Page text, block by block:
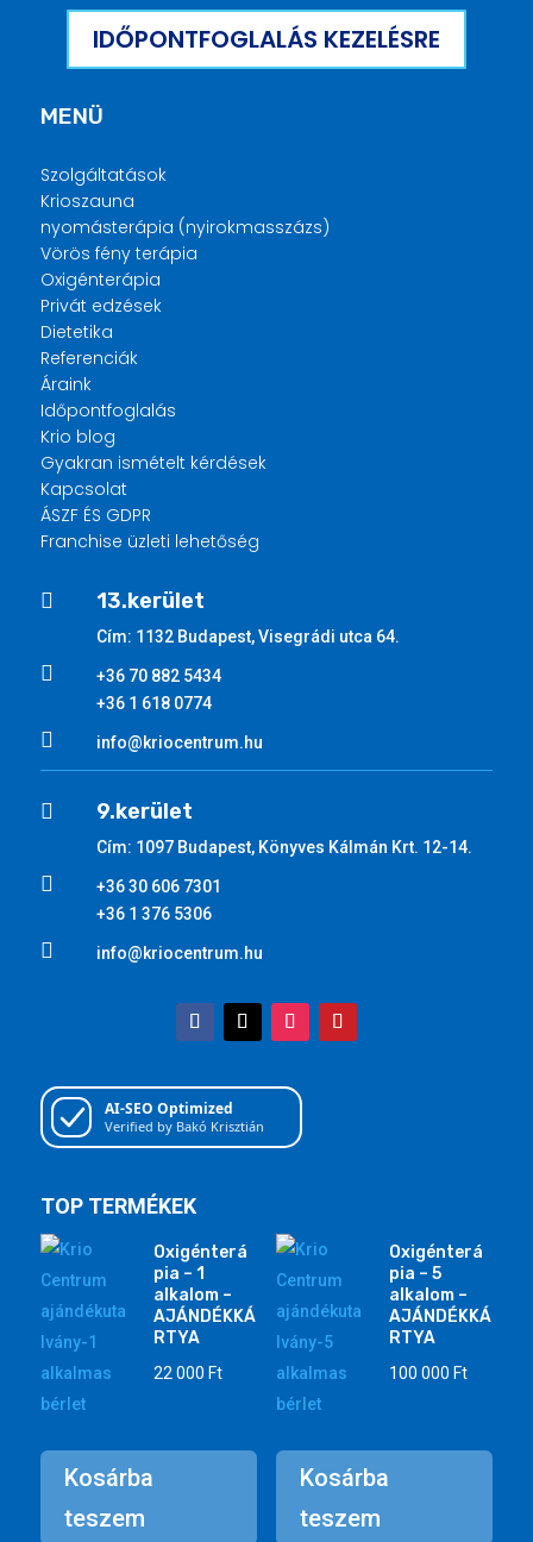
IDŐPONTFOGLALÁS KEZELÉSRE
MENÜ
Szolgáltatások
Krioszauna
nyomásterápia (nyirokmasszázs)
Vörös fény terápia
Oxigénterápia
Privát edzések
Dietetika
Referenciák
Áraink
Időpontfoglalás
Krio blog
Gyakran ismételt kérdések
Kapcsolat
ÁSZF ÉS GDPR
Franchise üzleti lehetőség
 13.kerület
Cím: 1132 Budapest, Visegrádi utca 64.

+36 70 882 5434
+36 1 618 0774
 info@kriocentrum.hu
 9.kerület
Cím: 1097 Budapest, Könyves Kálmán Krt. 12-14.

+36 30 606 7301
+36 1 376 5306
 info@kriocentrum.hu
AI-SEO Optimized
Verified by Bakó Krisztián
TOP TERMÉKEK
Oxigénterá
pia – 1
alkalom –
AJÁNDÉKKÁ
RTYA
22 000 Ft
Kosárba
teszem
Oxigénterá
pia – 5
alkalom –
AJÁNDÉKKÁ
RTYA
100 000 Ft
Kosárba
teszem